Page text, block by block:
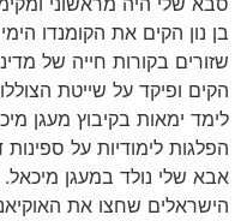
בן נון הקים את הקומנדו
שזורים בקורות חייה של
הקים ופיקד על שייטת
לימד ימאות בקיבוץ מעגן
הפלגות לימודיות על ספינות
הישראלים שחצו את